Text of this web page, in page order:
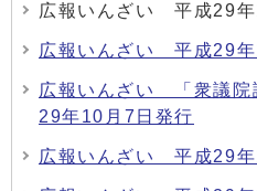
広報いんざい 平成29
広報いんざい 平成29
広報いんざい 「衆議
29年10月7日発行
広報いんざい 平成29